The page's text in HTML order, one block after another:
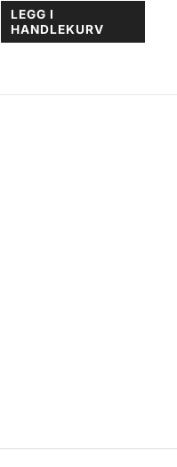
LEGG I
HANDLEKURV